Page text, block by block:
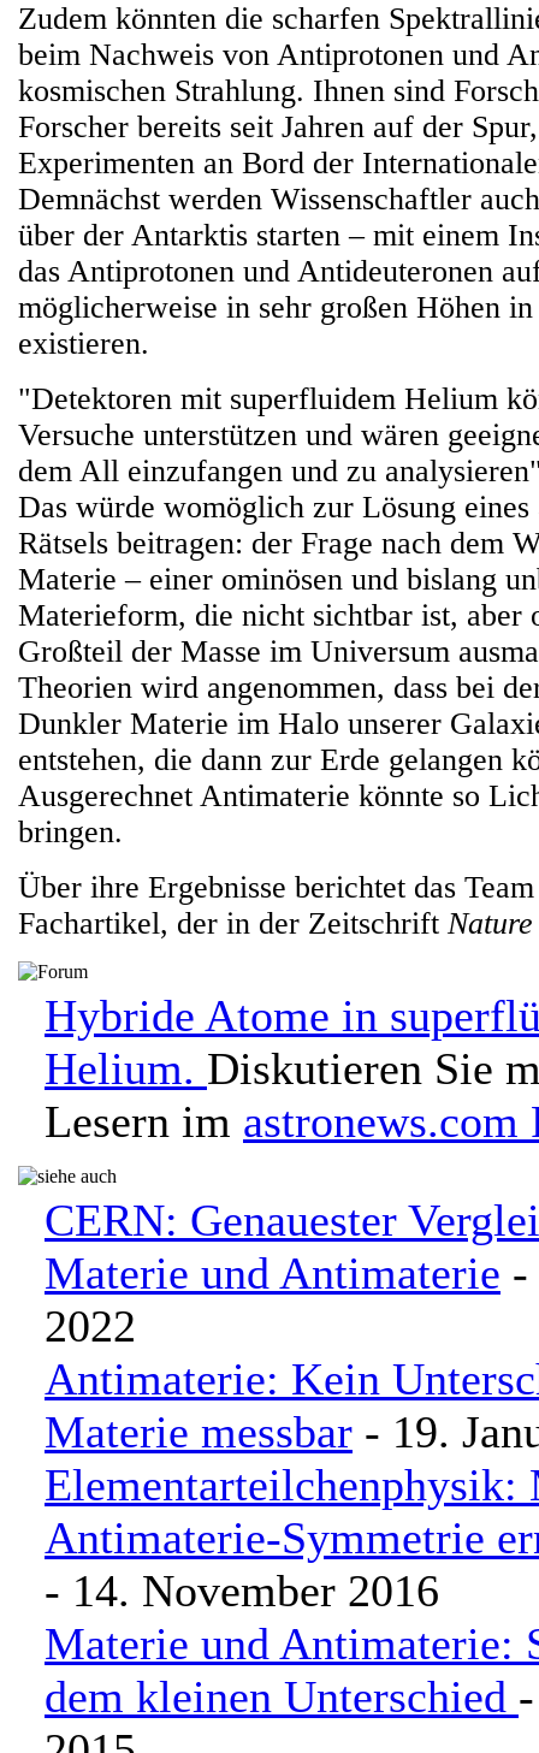
Zudem könnten die scharfen
beim Nachweis von Antiprotonen und
kosmischen Strahlung. Ihnen sind
Forscher bereits seit Jahren auf der
Experimenten an Bord der
Demnächst werden Wissenschaftler
über der Antarktis starten – mit einem
das Antiprotonen und Antideuteronen
möglicherweise in sehr großen Höhen
existieren.
"Detektoren mit superfluidem Helium
Versuche unterstützen und wären
dem All einzufangen und zu
Das würde womöglich zur Lösung eines
Rätsels beitragen: der Frage nach dem
Materie – einer ominösen und bislang
Materieform, die nicht sichtbar ist, aber
Großteil der Masse im Universum
Theorien wird angenommen, dass bei
Dunkler Materie im Halo unserer
entstehen, die dann zur Erde gelangen
Ausgerechnet Antimaterie könnte so
bringen.
Über ihre Ergebnisse berichtet das
Fachartikel, der in der Zeitschrift Nature
Hybride Atome in
Helium. Diskutieren Sie
Lesern im astronews.com
CERN: Genauester
Materie und Antimaterie -
2022
Antimaterie: Kein
Materie messbar - 19.
Elementarteilchenphysik:
Antimaterie-Symmetrie
- 14. November 2016
Materie und Antimaterie:
dem kleinen Unterschied